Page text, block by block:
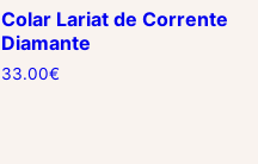
Colar Lariat de Corrente
Diamante
33.00€